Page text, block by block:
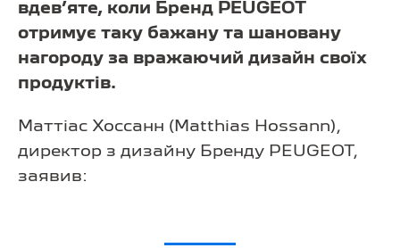
вдев’яте, коли Бренд PEUGEOT
отримує таку бажану та шановану
нагороду за вражаючий дизайн своїх
продуктів.
Маттіас Хоссанн (Matthias Hossann),
директор з дизайну Бренду PEUGEOT,
заявив: